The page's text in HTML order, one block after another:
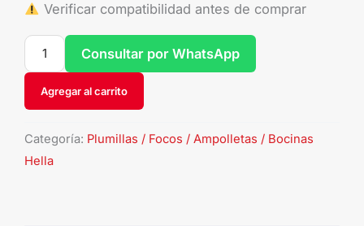
Verificar compatibilidad antes de comprar
Agregar al carrito
Consultar por WhatsApp
Categoría: Plumillas / Focos / Ampolletas / Bocinas
Hella